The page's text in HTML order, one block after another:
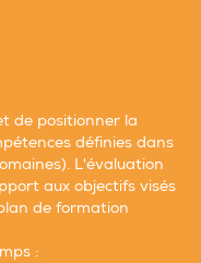
de positionner la
définies dans
L'évaluation
aux objectifs visés
de formation
: